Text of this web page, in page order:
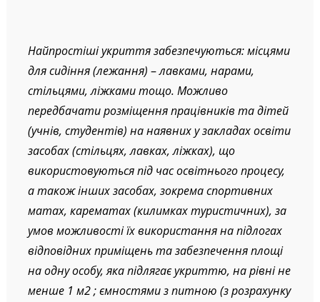
Найпростіші укриття забезпечуються: місцями
для сидіння (лежання) –лавками, нарами,
стільцями, ліжками тощо. Можливо
передбачати розміщення працівників та дітей
(учнів, студентів) на наявних у закладах освіти
засобах (стільцях, лавках, ліжках), що
використовуються під час освітнього процесу,
а також інших засобах, зокрема спортивних
матах, карематах (килимках туристичних), за
умов можливості їх використання на підлогах
відповідних приміщень та забезпечення площі
на одну особу, яка підлягає укриттю, на рівні не
менше 1 м2 ; ємностями з питною (з розрахунку